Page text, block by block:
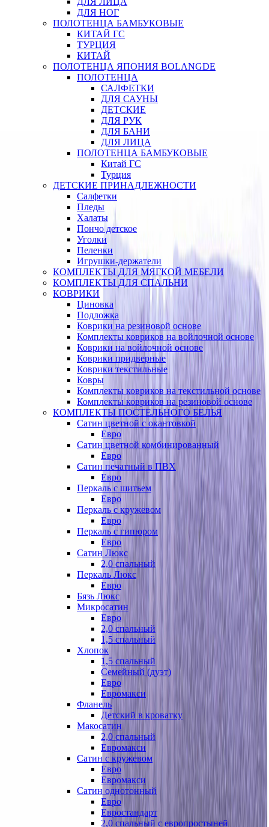
ДЛЯ НОГ
ПОЛОТЕНЦА БАМБУКОВЫЕ
КИТАЙ ГС
ТУРЦИЯ
КИТАЙ
ПОЛОТЕНЦА ЯПОНИЯ BOLANGDE
ПОЛОТЕНЦА
САЛФЕТКИ
ДЛЯ САУНЫ
ДЕТСКИЕ
ДЛЯ РУК
ДЛЯ БАНИ
ДЛЯ ЛИЦА
ПОЛОТЕНЦА БАМБУКОВЫЕ
Китай ГС
Турция
ДЕТСКИЕ ПРИНАДЛЕЖНОСТИ
Салфетки
Пледы
Халаты
Пончо детское
Уголки
Пеленки
Игрушки-держатели
КОМПЛЕКТЫ ДЛЯ МЯГКОЙ МЕБЕЛИ
КОМПЛЕКТЫ ДЛЯ СПАЛЬНИ
КОВРИКИ
Циновка
Подложка
Коврики на резиновой основе
Комплекты ковриков на войлочной основе
Коврики на войлочной основе
Коврики придверные
Коврики текстильные
Ковры
Комплекты ковриков на текстильной основе
Комплекты ковриков на резиновой основе
КОМПЛЕКТЫ ПОСТЕЛЬНОГО БЕЛЬЯ
Сатин цветной с окантовкой
Евро
Сатин цветной комбинированный
Евро
Сатин печатный в ПВХ
Евро
Перкаль с шитьем
Евро
Перкаль с кружевом
Евро
Перкаль с гипюром
Евро
Сатин Люкс
2,0 спальный
Перкаль Люкс
Евро
Бязь Люкс
Микросатин
Евро
2,0 спальный
1,5 спальный
Хлопок
1,5 спальный
Семейный (дуэт)
Евро
Евромакси
Фланель
Детский в кроватку
Макосатин
2,0 спальный
Евромакси
Сатин с кружевом
Евро
Евромакси
Сатин однотонный
Евро
Евростандарт
2,0 спальный с европростыней